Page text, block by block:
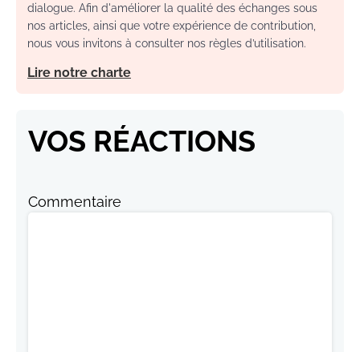
dialogue. Afin d'améliorer la qualité des échanges sous
nos articles, ainsi que votre expérience de contribution,
nous vous invitons à consulter nos règles d’utilisation.
Lire notre charte
VOS RÉACTIONS
Commentaire